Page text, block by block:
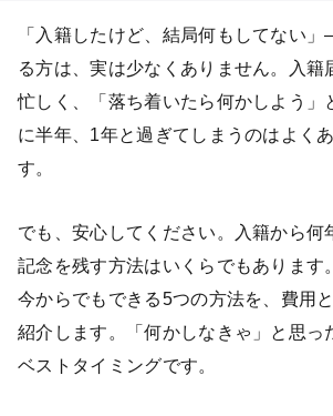
「入籍したけど、結局何もしてない
る方は、実は少なくありません。入籍
忙しく、「落ち着いたら何かしよう」
に半年、1年と過ぎてしまうのはよく
す。
でも、安心してください。入籍から何
記念を残す方法はいくらでもあります
今からでもできる5つの方法を、費用
紹介します。「何かしなきゃ」と思っ
ベストタイミングです。